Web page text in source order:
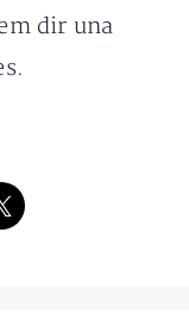
dir una